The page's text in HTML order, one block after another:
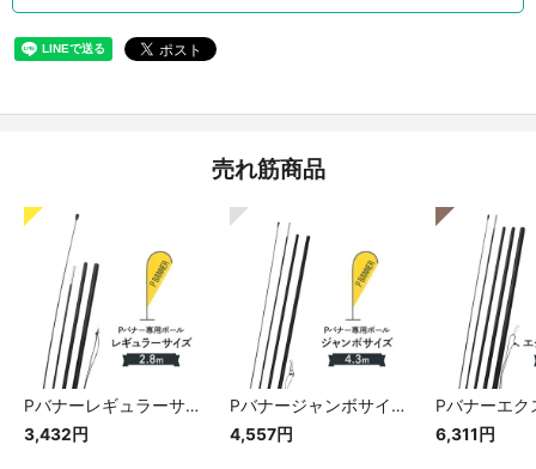
売れ筋商品
Pバナーレギュラーサイズ専用ポール
3,432円
Pバナージャンボサイズ専用ポール
4,557円
6,311円